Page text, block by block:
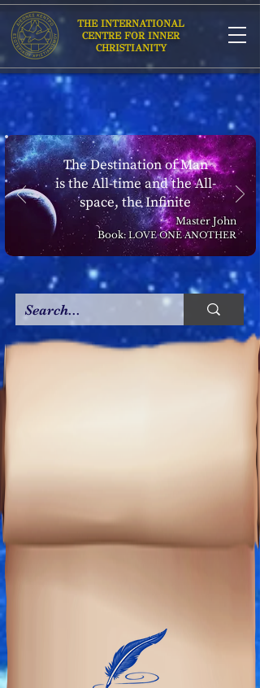
THE INTERNATIONAL
CENTRE FOR INNER
CHRISTIANITY
The Destination of Man
is the All-time and the All-
space, the Infinite
Master John
Book: LOVE ONE ANOTHER